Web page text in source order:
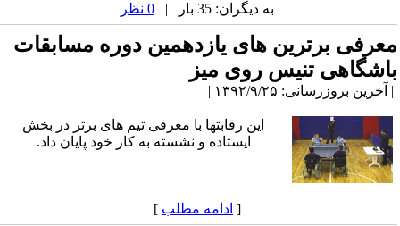
به دیگران: 35 بار |
0 نظر
معرفی برترین های یازدهمین دوره مسابقات
باشگاهی تنیس روی میز
| آخرین بروزرسانی: ۱۳۹۲/۹/۲۵ |
این رقابتها با معرفی تیم های برتر در بخش
ایستاده و نشسته به کار خود پایان داد.
[ ادامه مطلب ]